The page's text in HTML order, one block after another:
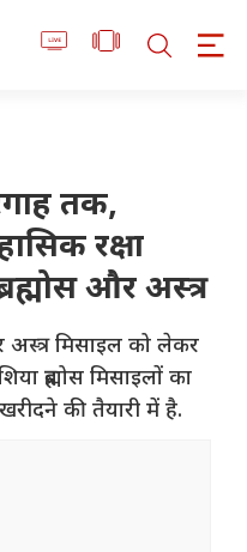
तक,
रक्षा
और अस्त्र
अस्त्र मिसाइल को लेकर
ब्रह्मोस मिसाइलों का
की तैयारी में है.